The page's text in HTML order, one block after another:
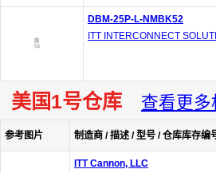
DBM-25P-L-NMBK52
ITT INTERCONNECT
美国1号仓库 查看更多
参考图片 制造商 / 描述 / 型号 / 仓库库存编
ITT Cannon, LLC